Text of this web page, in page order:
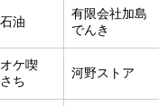
油
有限会社加島
でんき
ケ喫
ち
河野ストア